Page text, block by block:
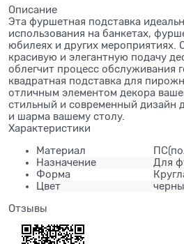
Описание
Эта фуршетная подставка
использования на банкетах,
юбилеях и других мероприятиях.
красивую и элегантную подачу
облегчит процесс обслуживания
квадратная подставка для
отличным элементом декора
стильный и современный дизайн
и шарма вашему столу.
Характеристики
Материал
Назначение
Для
Форма
Цвет
Отзывы